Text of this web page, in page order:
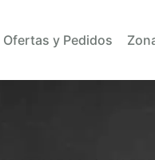
Ofertas y Pedidos